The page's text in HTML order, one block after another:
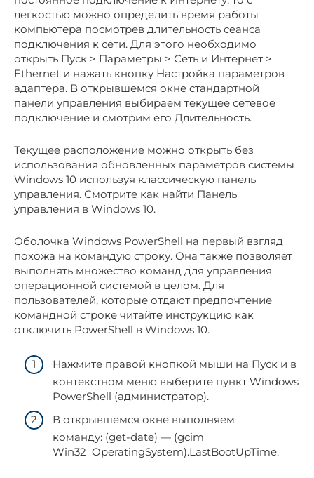
легкостью можно определить время работы
компьютера посмотрев длительность сеанса
подключения к сети. Для этого необходимо
открыть Пуск > Параметры > Сеть и Интернет >
Ethernet и нажать кнопку Настройка параметров
адаптера. В открывшемся окне стандартной
панели управления выбираем текущее сетевое
подключение и смотрим его Длительность.
Текущее расположение можно открыть без
использования обновленных параметров системы
Windows 10 используя классическую панель
управления. Смотрите как найти Панель
управления в Windows 10.
Оболочка Windows PowerShell на первый взгляд
похожа на командую строку. Она также позволяет
выполнять множество команд для управления
операционной системой в целом. Для
пользователей, которые отдают предпочтение
командной строке читайте инструкцию как
отключить PowerShell в Windows 10.
Нажмите правой кнопкой мыши на Пуск и в
контекстном меню выберите пункт Windows
PowerShell (администратор).
В открывшемся окне выполняем
команду: (get-date) — (gcim
Win32_OperatingSystem).LastBootUpTime.